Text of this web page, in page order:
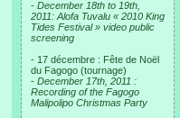
- December 18th to 19th,
2011: Alofa Tuvalu « 2010 King
Tides Festival » video public
screening
- 17 décembre : Fête de Noël
du Fagogo (tournage)
- December 17th, 2011 :
Recording of the Fagogo
Malipolipo Christmas Party